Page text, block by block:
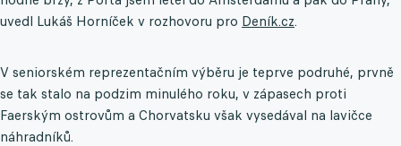
uvedl Lukáš Horníček v rozhovoru pro Deník.cz.
V seniorském reprezentačním výběru je teprve podruhé, prvně
se tak stalo na podzim minulého roku, v zápasech proti
Faerským ostrovům a Chorvatsku však vysedával na lavičce
náhradníků.